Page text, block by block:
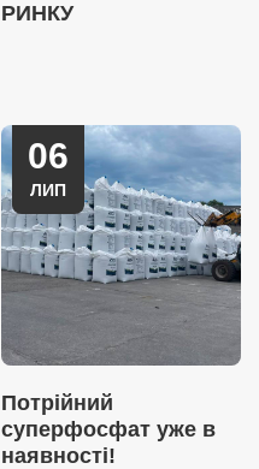
РИНКУ
06
ЛИП
Потрійний
суперфосфат уже в
наявності!